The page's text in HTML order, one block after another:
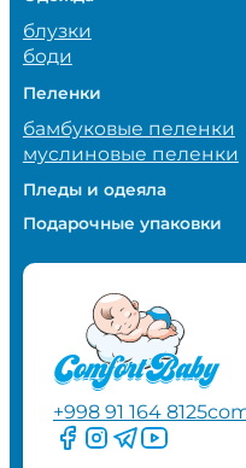
блузки
боди
Пеленки
бамбуковые пеленки
муслиновые пеленки
Пледы и одеяла
Подарочные упаковки
+998 91 164 8125
Следите за нами
Следите за
Следите за
Следите